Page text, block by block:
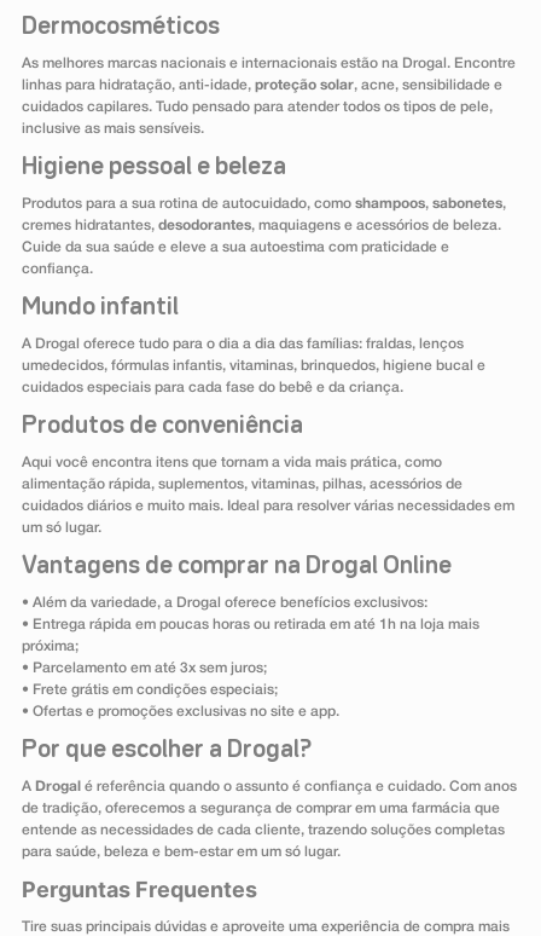
Dermocosméticos
As melhores marcas nacionais e internacionais estão na Drogal. Encontre
linhas para hidratação, anti-idade, proteção solar, acne, sensibilidade e
cuidados capilares. Tudo pensado para atender todos os tipos de pele,
inclusive as mais sensíveis.
Higiene pessoal e beleza
Produtos para a sua rotina de autocuidado, como shampoos, sabonetes,
cremes hidratantes, desodorantes, maquiagens e acessórios de beleza.
Cuide da sua saúde e eleve a sua autoestima com praticidade e
confiança.
Mundo infantil
A Drogal oferece tudo para o dia a dia das famílias: fraldas, lenços
umedecidos, fórmulas infantis, vitaminas, brinquedos, higiene bucal e
cuidados especiais para cada fase do bebê e da criança.
Produtos de conveniência
Aqui você encontra itens que tornam a vida mais prática, como
alimentação rápida, suplementos, vitaminas, pilhas, acessórios de
cuidados diários e muito mais. Ideal para resolver várias necessidades em
um só lugar.
Vantagens de comprar na Drogal Online
• Além da variedade, a Drogal oferece benefícios exclusivos:
• Entrega rápida em poucas horas ou retirada em até 1h na loja mais
próxima;
• Parcelamento em até 3x sem juros;
• Frete grátis em condições especiais;
• Ofertas e promoções exclusivas no site e app.
Por que escolher a Drogal?
A Drogal é referência quando o assunto é confiança e cuidado. Com anos
de tradição, oferecemos a segurança de comprar em uma farmácia que
entende as necessidades de cada cliente, trazendo soluções completas
para saúde, beleza e bem-estar em um só lugar.
Perguntas Frequentes
Tire suas principais dúvidas e aproveite uma experiência de compra mais